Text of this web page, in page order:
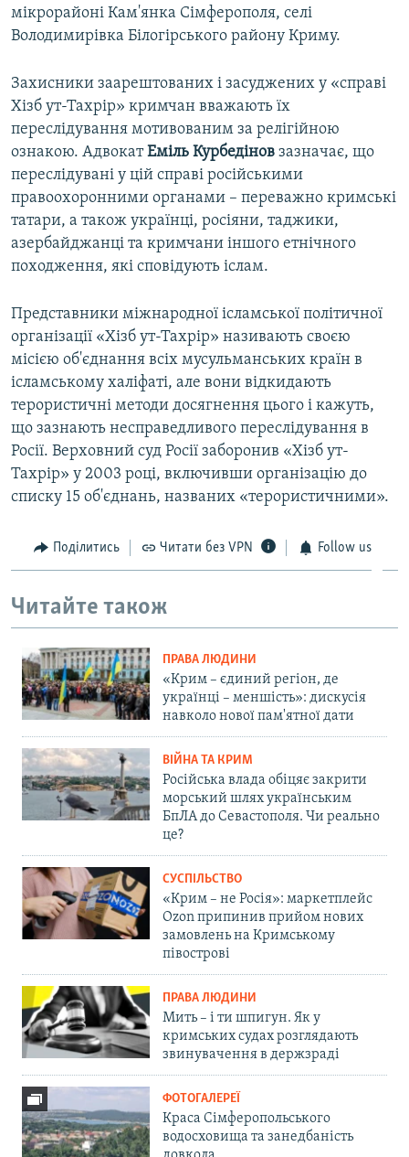
мікрорайоні Кам'янка Сімферополя, селі
Володимирівка Білогірського району Криму.
Захисники заарештованих і засуджених у «справі
Хізб ут-Тахрір» кримчан вважають їх
переслідування мотивованим за релігійною
ознакою. АдвокатЕміль Курбедінов зазначає, що
переслідувані у цій справі російськими
правоохоронними органами – переважно кримські
татари, а також українці, росіяни, таджики,
азербайджанці та кримчани іншого етнічного
походження, які сповідують іслам.
Представники міжнародної ісламської політичної
організації «Хізб ут-Тахрір» називають своєю
місією об'єднання всіх мусульманських країн в
ісламському халіфаті, але вони відкидають
терористичні методи досягнення цього і кажуть,
що зазнають несправедливого переслідування в
Росії. Верховний суд Росії заборонив «Хізб ут-
Тахрір» у 2003 році, включивши організацію до
списку 15 об'єднань, названих «терористичними».
Поділитись Читати без VPN Follow us
Читайте також
ПРАВА ЛЮДИНИ
«Крим – єдиний регіон, де
українці – меншість»: дискусія
навколо нової пам'ятної дати
ВІЙНА ТА КРИМ
Російська влада обіцяє закрити
морський шлях українським
БпЛА до Севастополя. Чи реально
це?
СУСПІЛЬСТВО
«Крим – не Росія»: маркетплейс
Ozon припинив прийом нових
замовлень на Кримському
півострові
ПРАВА ЛЮДИНИ
Мить – і ти шпигун. Як у
кримських судах розглядають
звинувачення в держзраді
ФОТОГАЛЕРЕЇ
Краса Сімферопольського
водосховища та занедбаність